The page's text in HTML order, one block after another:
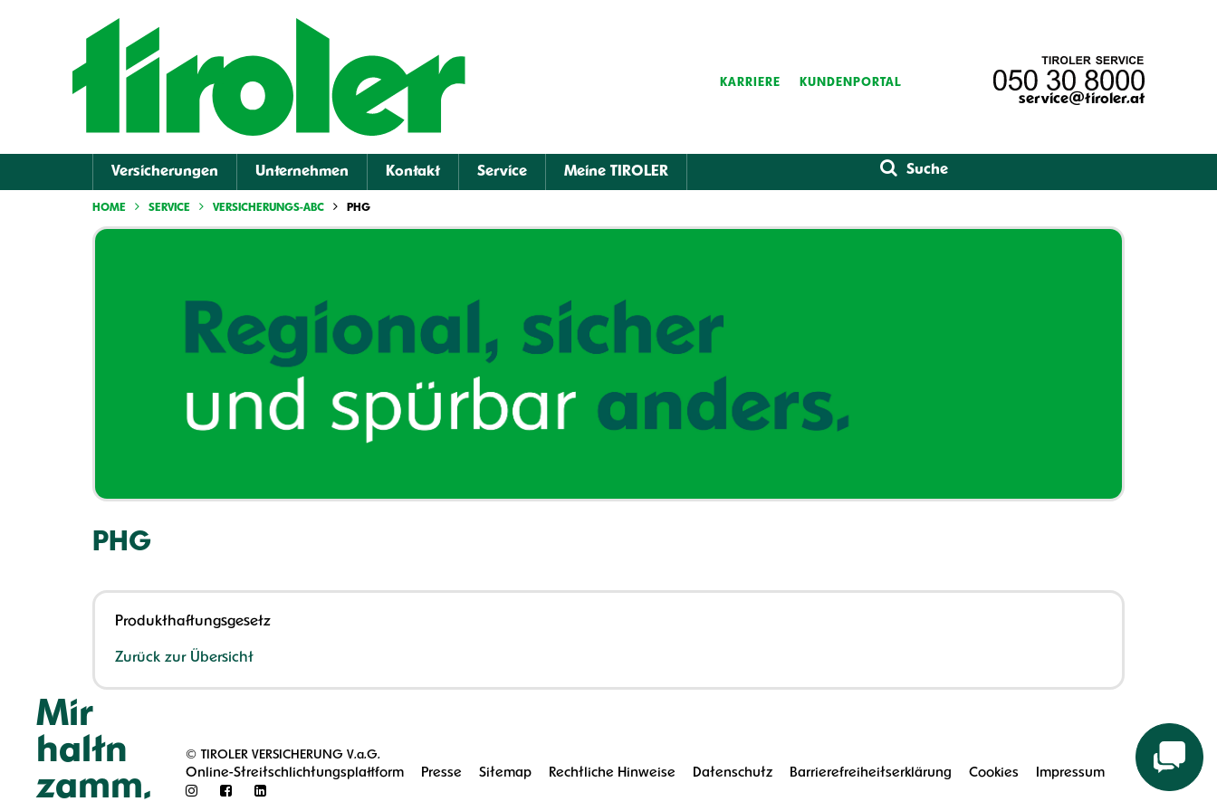
service@tiroler.at
KARRIERE KUNDENPORTAL
Versicherungen Unternehmen Kontakt Service Meine TIROLER
HOME SERVICE VERSICHERUNGS-ABC PHG
PHG
Produkthaftungsgesetz
Zurück zur Übersicht
Mir
haltn
zamm.
© TIROLER VERSICHERUNG V.a.G.
Online-Streitschlichtungsplattform
Presse Sitemap Rechtliche Hinweise Datenschutz Barrierefreiheitserklärung Cookies Impressum